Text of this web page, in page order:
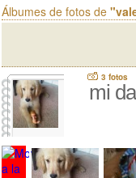
Álbumes de fotos de
3 fotos
mi